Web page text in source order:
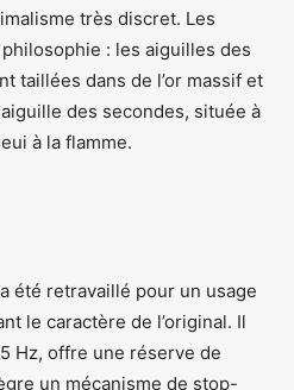
très discret. Les
: les aiguilles des
taillées dans de l’or massif et
des secondes, située à
à la flamme.
été retravaillé pour un usage
le caractère de l’original. Il
Hz, offre une réserve de
un mécanisme de stop-